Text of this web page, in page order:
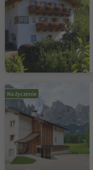
Na życzenie